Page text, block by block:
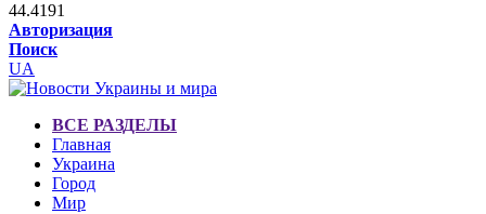
44.4191
Авторизация
Поиск
UA
ВСЕ РАЗДЕЛЫ
Главная
Украина
Город
Мир